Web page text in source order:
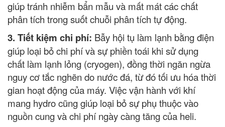
giúp tránh nhiễm bẩn mẫu và mất mát các chất
phân tích trong suốt chuỗi phân tích tự động.
3. Tiết kiệm chi phí: Bẫy hội tụ làm lạnh bằng điện
giúp loại bỏ chi phí và sự phiền toái khi sử dụng
chất làm lạnh lỏng (cryogen), đồng thời ngăn ngừa
nguy cơ tắc nghẽn do nước đá, từ đó tối ưu hóa thời
gian hoạt động của máy. Việc vận hành với khí
mang hydro cũng giúp loại bỏ sự phụ thuộc vào
nguồn cung và chi phí ngày càng tăng của heli.